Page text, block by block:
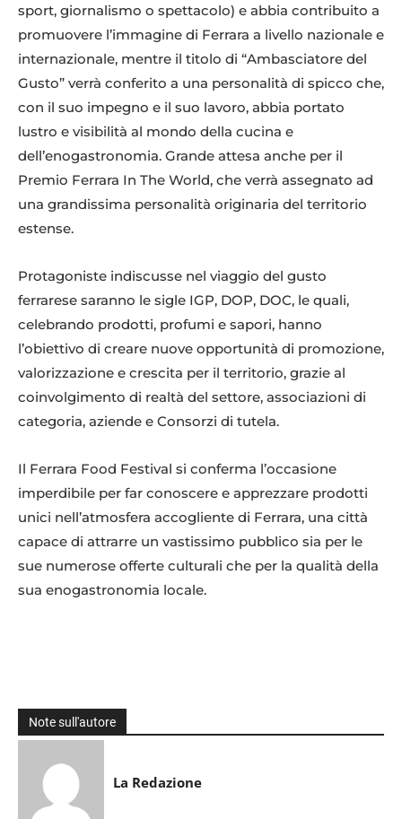
sport, giornalismo o spettacolo) e abbia contribuito a
promuovere l’immagine di Ferrara a livello nazionale e
internazionale, mentre il titolo di “Ambasciatore del
Gusto” verrà conferito a una personalità di spicco che,
con il suo impegno e il suo lavoro, abbia portato
lustro e visibilità al mondo della cucina e
dell’enogastronomia. Grande attesa anche per il
Premio Ferrara In The World, che verrà assegnato ad
una grandissima personalità originaria del territorio
estense.
Protagoniste indiscusse nel viaggio del gusto
ferrarese saranno le sigle IGP, DOP, DOC, le quali,
celebrando prodotti, profumi e sapori, hanno
l’obiettivo di creare nuove opportunità di promozione,
valorizzazione e crescita per il territorio, grazie al
coinvolgimento di realtà del settore, associazioni di
categoria, aziende e Consorzi di tutela.
Il Ferrara Food Festival si conferma l’occasione
imperdibile per far conoscere e apprezzare prodotti
unici nell’atmosfera accogliente di Ferrara, una città
capace di attrarre un vastissimo pubblico sia per le
sue numerose offerte culturali che per la qualità della
sua enogastronomia locale.
Note sull'autore
La Redazione